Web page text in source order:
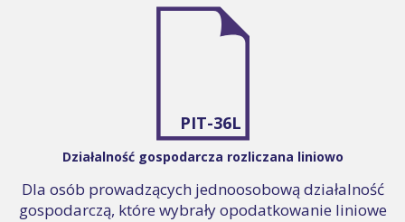
PIT-36L
Działalność gospodarcza rozliczana liniowo
Dla osób prowadzących jednoosobową działalność
gospodarczą, które wybrały opodatkowanie liniowe